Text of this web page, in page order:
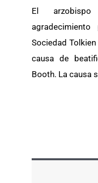
El
Sociedad
causa de
Booth. La causa